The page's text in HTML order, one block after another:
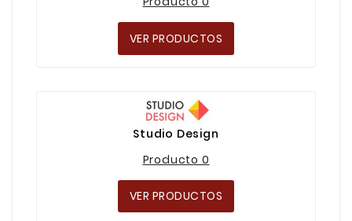
VER PRODUCTOS
Studio Design
Producto 0
VER PRODUCTOS